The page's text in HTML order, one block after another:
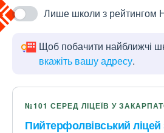
Лише школи з рейтингом
Щоб побачити найближчі
вкажіть вашу адресу.
№101 СЕРЕД ЛІЦЕЇВ У
Пийтерфолвівський